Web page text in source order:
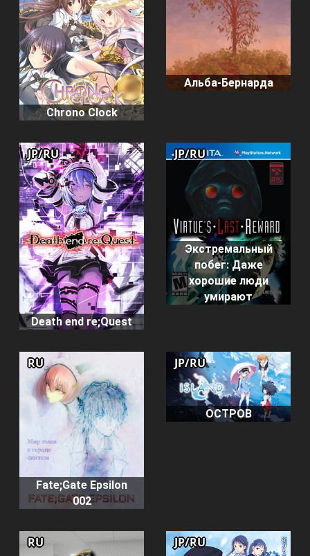
Chrono Clock
Альба-Бернарда
Death end re;Quest
JP/RU
Экстремальный
побег: Даже
хорошие люди
умирают
JP/RU
Fate;Gate Epsilon
002
RU
ОСТРОВ
JP/RU
RU JP/RU